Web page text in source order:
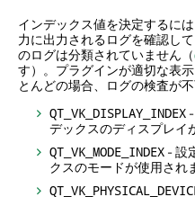
インデックス値を決定するに
力に出力されるログを確認し
のログは分類されていません（
す）。プラグインが適切な表
とんどの場合、ログの検査が不
QT_VK_DISPLAY_INDEX
デックスのディスプレイ
QT_VK_MODE_INDEX - 設
クスのモードが使用され